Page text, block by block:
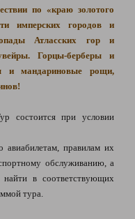
по «краю золотого
имперских городов и
Атласских гор и
Горцы-берберы и
и мандариновые рощи,
состоится при условии
правилам их
обслуживанию, а
в соответствующих
тура.